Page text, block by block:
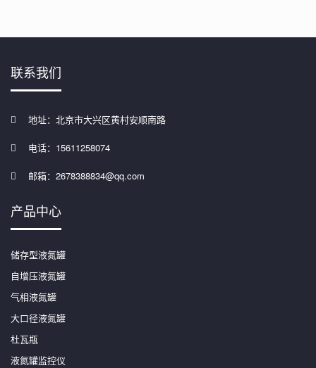
联系我们
地址：北京市大兴区黄村安顺南路
电话：15611258074
邮箱：2678388834@qq.com
产品中心
储存型液氮罐
自增压液氮罐
气相液氮罐
大口径液氮罐
杜瓦瓶
液氮罐监控仪